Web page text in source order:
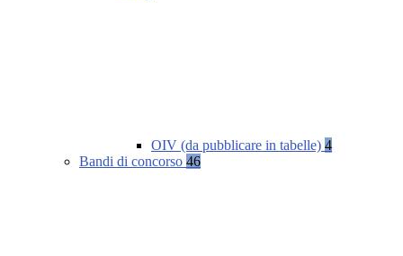
OIV (da pubblicare in tabelle) 4
Bandi di concorso 46